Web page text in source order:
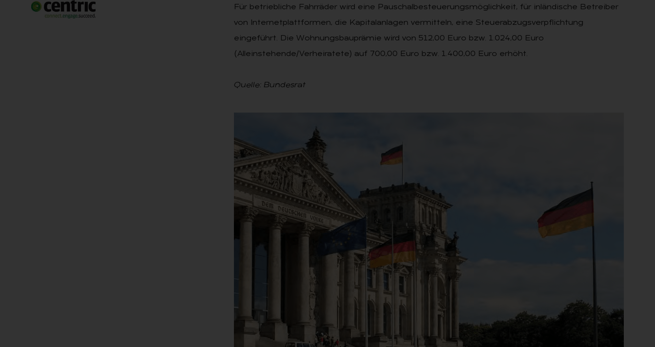
Für betriebliche Fahrräder wird eine Pauschalbesteuerungsmöglichkeit, für inländische Betreiber
von Internetplattformen, die Kapitalanlagen vermitteln, eine Steuerabzugsverpflichtung
eingeführt. Die Wohnungsbauprämie wird von 512,00 Euro bzw. 1.024,00 Euro
(Alleinstehende/Verheiratete) auf 700,00 Euro bzw. 1.400,00 Euro erhöht.
Quelle: Bundesrat